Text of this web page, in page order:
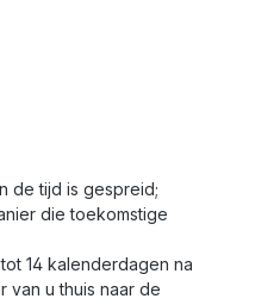
de tijd is gespreid;
die toekomstige
14 kalenderdagen na
u thuis naar de